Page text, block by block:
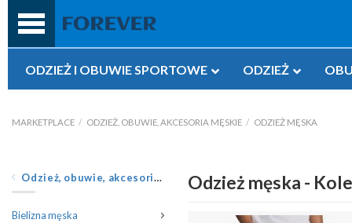
treści
ODZIEŻ I OBUWIE SPORTOWE ODZIEŻ
MARKETPLACE / ODZIEŻ, OBUWIE, AKCESORIA MĘSKIE / ODZIEŻ MĘSKA
Odzież, obuwie, akcesoria męskie
Bielizna męska
Odzież męska -